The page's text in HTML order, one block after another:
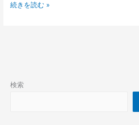
知
続きを読む »
検索